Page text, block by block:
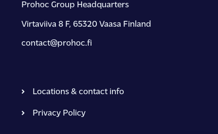
Prohoc Group Headquarters
Virtaviiva 8 F, 65320 Vaasa Finland
contact@prohoc.fi
Locations & contact info
Privacy Policy